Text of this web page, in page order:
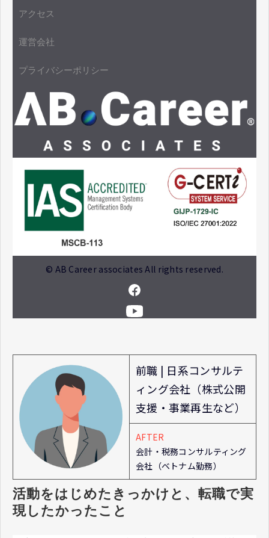
アクセス
運営会社
プライバシーポリシー
© AB Career associates All rights reserved.
前職 | 日系コンサルテ
ィング会社（株式公開
支援・事業再生など）
AFTER
会計・税務コンサルティング
会社（ベトナム勤務）
活動をはじめたきっかけと、転職で実
現したかったこと